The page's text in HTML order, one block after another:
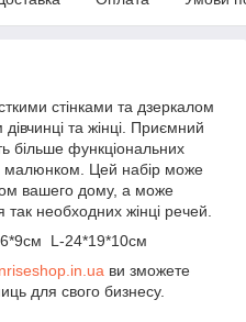
стінками та дзеркалом
та жінці. Приємний
більше функціональних
малюнком. Цей набір може
вашего дому, а може
так необходних жінці речей.
L-24*19*10см
ви зможете
для свого бизнесу.